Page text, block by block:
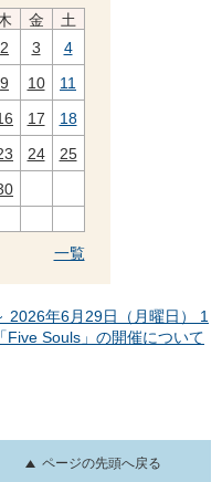
金
土
2 3
4
9 10
11
17
18
24
25
一覧
2026年6月29日（月曜日） 1
Souls」の開催について
ページの先頭へ戻る